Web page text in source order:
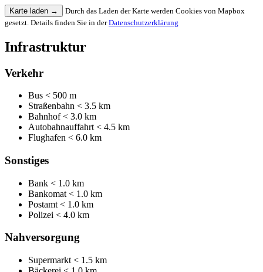
Karte laden →
Durch das Laden der Karte werden Cookies von Mapbox
gesetzt. Details finden Sie in derDatenschutzerklärung
Infrastruktur
Verkehr
Bus < 500 m
Straßenbahn < 3.5 km
Bahnhof< 3.0 km
Autobahnauffahrt < 4.5 km
Flughafen < 6.0 km
Sonstiges
Bank < 1.0 km
Bankomat < 1.0 km
Postamt < 1.0 km
Polizei < 4.0 km
Nahversorgung
Supermarkt < 1.5 km